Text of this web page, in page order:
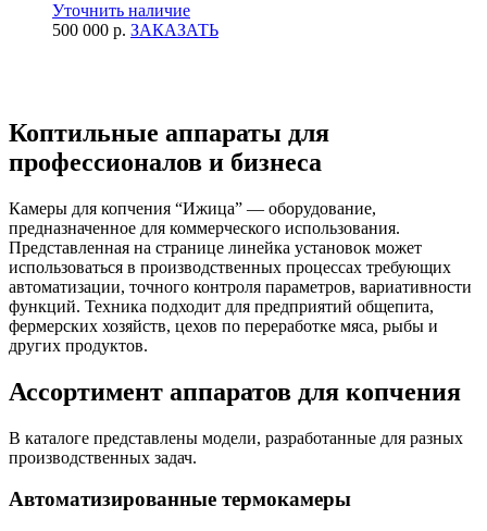
Уточнить наличие
500 000 р. ЗАКАЗАТЬ
Коптильные аппараты для
профессионалов и бизнеса
Камеры для копчения “Ижица” — оборудование,
предназначенное для коммерческого использования.
Представленная на странице линейка установок может
использоваться в производственных процессах требующих
автоматизации, точного контроля параметров, вариативности
функций. Техника подходит для предприятий общепита,
фермерских хозяйств, цехов по переработке мяса, рыбы и
других продуктов.
Ассортимент аппаратов для копчения
В каталоге представлены модели, разработанные для разных
производственных задач.
Автоматизированные термокамеры